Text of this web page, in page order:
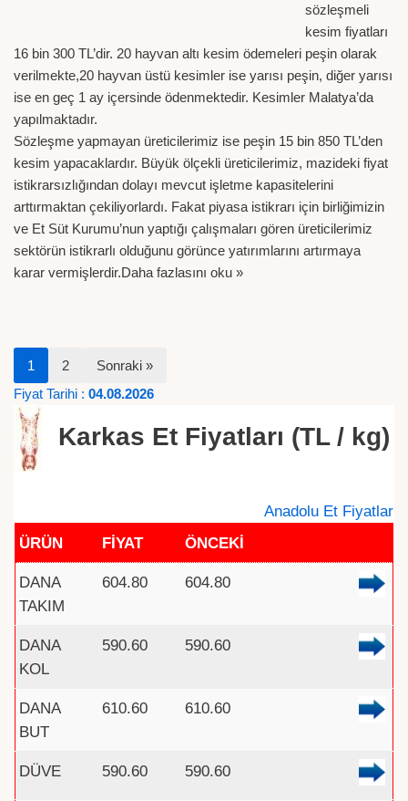
sözleşmeli
kesim fiyatları
16 bin 300 TL’dir. 20 hayvan altı kesim ödemeleri peşin olarak
verilmekte,20 hayvan üstü kesimler ise yarısı peşin, diğer yarısı
ise en geç 1 ay içersinde ödenmektedir. Kesimler Malatya’da
yapılmaktadır.
Sözleşme yapmayan üreticilerimiz ise peşin 15 bin 850 TL’den
kesim yapacaklardır. Büyük ölçekli üreticilerimiz, mazideki fiyat
istikrarsızlığından dolayı mevcut işletme kapasitelerini
arttırmaktan çekiliyorlardı. Fakat piyasa istikrarı için birliğimizin
ve Et Süt Kurumu’nun yaptığı çalışmaları gören üreticilerimiz
sektörün istikrarlı olduğunu görünce yatırımlarını artırmaya
karar vermişlerdir.Daha fazlasını oku »
1 2
Sonraki »
Fiyat Tarihi : 04.08.2026
Karkas Et Fiyatları (TL / kg)
Anadolu Et Fiyatlar
ÜRÜN
FİYAT ÖNCEKİ
DANA
TAKIM
604.80 604.80
DANA
KOL
590.60 590.60
DANA
BUT
610.60 610.60
DÜVE 590.60 590.60